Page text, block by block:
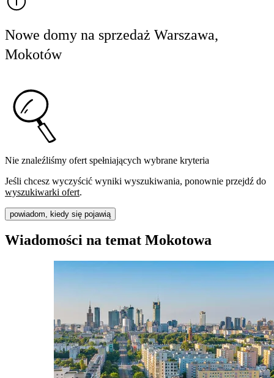
Nowe domy na sprzedaż Warszawa,
Mokotów
Nie znaleźliśmy ofert spełniających wybrane kryteria
Jeśli chcesz wyczyścić wyniki wyszukiwania, ponownie przejdź do
wyszukiwarki ofert.
powiadom, kiedy się pojawią
Wiadomości na temat Mokotowa